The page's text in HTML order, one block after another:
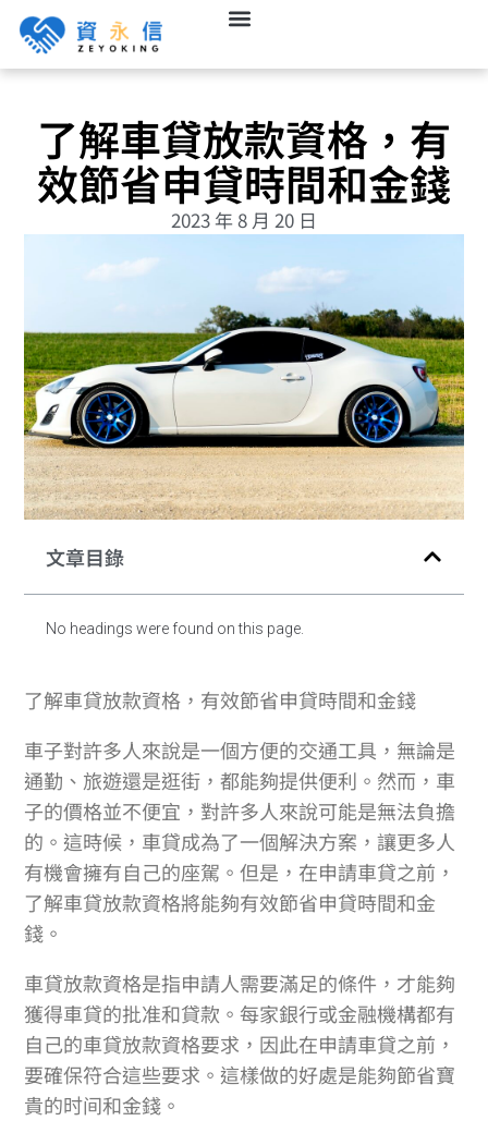
了解車貸放款資格，有
效節省申貸時間和金錢
2023 年 8 月 20 日
文章目錄
No headings were found on this page.
了解車貸放款資格，有效節省申貸時間和金錢
車子對許多人來說是一個方便的交通工具，無論是
通勤、旅遊還是逛街，都能夠提供便利。然而，車
子的價格並不便宜，對許多人來說可能是無法負擔
的。這時候，車貸成為了一個解決方案，讓更多人
有機會擁有自己的座駕。但是，在申請車貸之前，
了解車貸放款資格將能夠有效節省申貸時間和金
錢。
車貸放款資格是指申請人需要滿足的條件，才能夠
獲得車貸的批准和貸款。每家銀行或金融機構都有
自己的車貸放款資格要求，因此在申請車貸之前，
要確保符合這些要求。這樣做的好處是能夠節省寶
貴的时间和金錢。